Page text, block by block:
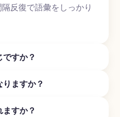
反復で語彙をしっかり
すか？
ますか？
すか？